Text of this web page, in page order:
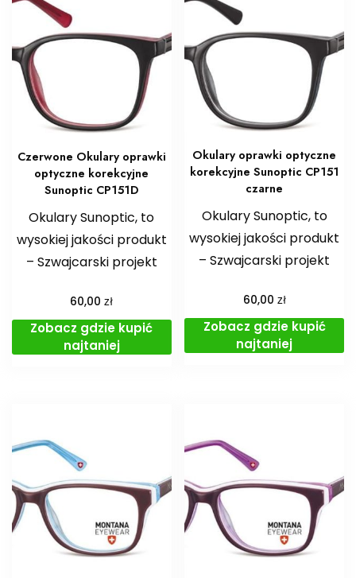
Czerwone Okulary oprawki
optyczne korekcyjne
Sunoptic CP151D
Okulary Sunoptic, to
wysokiej jakości produkt
– Szwajcarski projekt
60,00zł
Zobacz gdzie kupić
najtaniej
Okulary oprawki optyczne
korekcyjne Sunoptic CP151
czarne
Okulary Sunoptic, to
wysokiej jakości produkt
– Szwajcarski projekt
60,00 zł
Zobacz gdzie kupić
najtaniej